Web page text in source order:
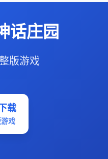
话庄园
版游戏
载
戏